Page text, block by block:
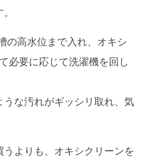
の高水位まで入れ、オキシ
必要に応じて洗濯機を回し
うな汚れがギッシリ取れ、気
よりも、オキシクリーンを